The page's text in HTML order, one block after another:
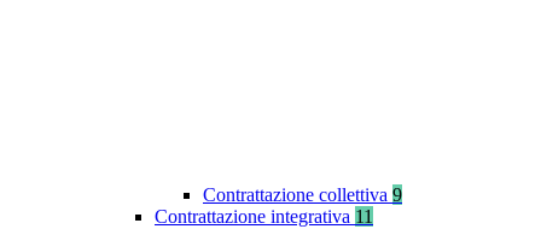
Contrattazione collettiva 9
Contrattazione integrativa 11